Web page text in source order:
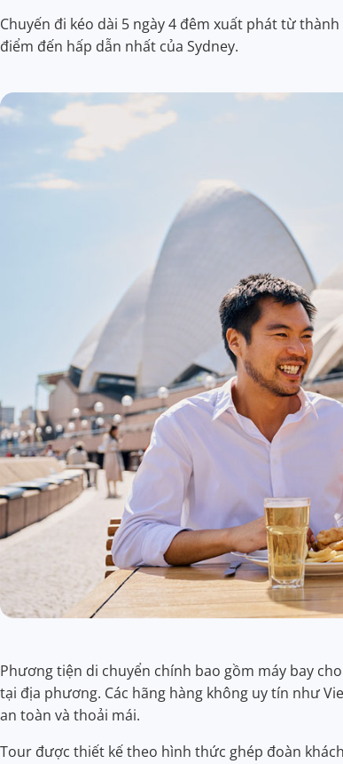
Chuyến đi kéo dài 5 ngày 4 đêm xuất phát từ
điểm đến hấp dẫn nhất của Sydney.
Phương tiện di chuyển chính bao gồm máy bay
tại địa phương. Các hãng hàng không uy tín như
an toàn và thoải mái.
Tour được thiết kế theo hình thức ghép đoàn